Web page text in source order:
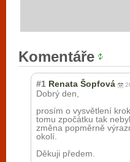
Komentáře
#1 Renata Šopfová
Dobrý den,
prosím o vysvětlení
tomu zpočátku tak
změna popměrně
okolí.
Děkuji předem.